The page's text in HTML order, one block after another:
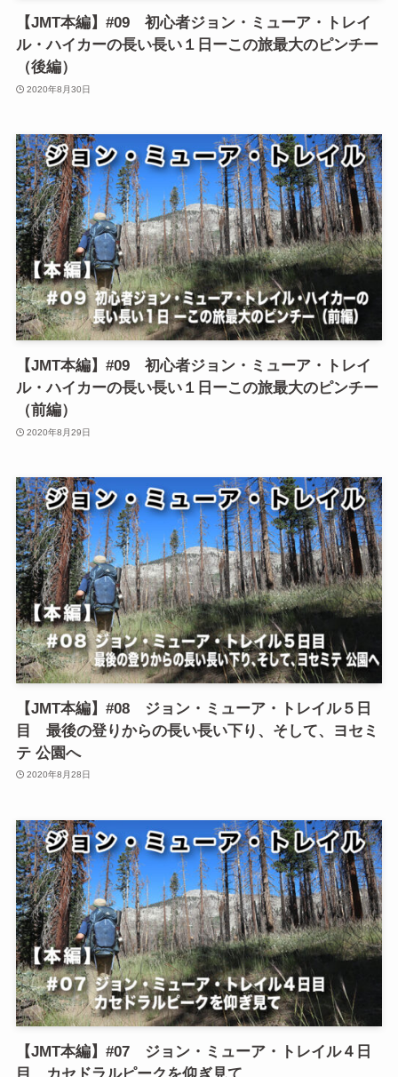
【JMT本編】#09 初心者ジョン・ミューア・トレイ
ル・ハイカーの長い長い１日ーこの旅最大のピンチー
（後編）
2020年8月30日
【JMT本編】#09 初心者ジョン・ミューア・トレイ
ル・ハイカーの長い長い１日ーこの旅最大のピンチー
（前編）
2020年8月29日
【JMT本編】#08 ジョン・ミューア・トレイル５日
目 最後の登りからの長い長い下り、そして、ヨセミ
テ 公園へ
2020年8月28日
【JMT本編】#07 ジョン・ミューア・トレイル４日
目 カセドラルピークを仰ぎ見て